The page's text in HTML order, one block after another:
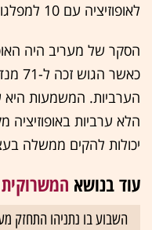
לאופוזיציה עם 10 למפלגות הערביות).
הסקר של מעריב היה
הערביות. המשמעות היא
יכולות להקים ממשלה
עוד בנושא המשרוקית
השבוע בו נתניהו התחזק